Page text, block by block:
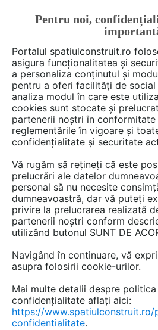
CUM SE FACE
EȘTI AICI: De citit Articole
Ce minunat ar fi
o astfel de locație!
Un mediu de lucru luminos,
primitor ar trebui sa fie o
pentru noi si nu un ideal.
sustin ideea unei cresteri a
productivitatii angajatilor
beneficiaza, pe langa
individuale, de spatii cu
decorate, de zone dedicate
relaxarii.
Pentru noi,
Portalul spatiulconstruit.ro
asigura funcționalitatea și
a personaliza conținutul și
pentru a oferi facilități de social
analiza modul în care este
cookies sunt stocate și
partenerii noștri în
reglementările în vigoare și
confidențialitate și securitate
Vă rugăm să rețineți că este
prelucrări ale datelor
personal să nu necesite
dumneavoastră, dar vă puteți
privire la prelucrarea realizată
partenerii noștri conform
utilizând butonul SUNT DE
Navigând în continuare, vă
asupra folosirii cookie-urilor.
Mai multe detalii despre
confidențialitate aflați aici:
https://
confidentialitate.